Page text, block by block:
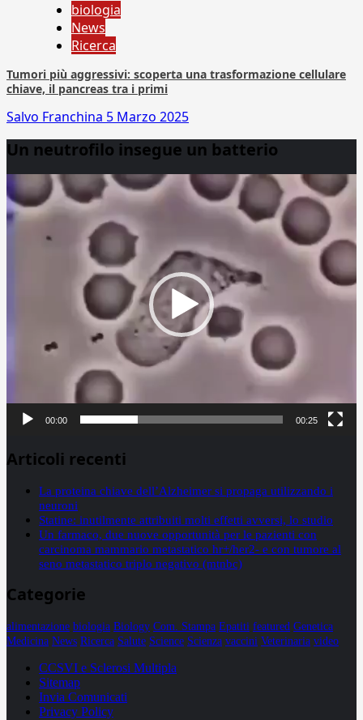
biologia
News
Ricerca
Tumori più aggressivi: scoperta una trasformazione cellulare
chiave, il pancreas tra i primi
Salvo Franchina 5 Marzo 2025
Un neutrofilo insegue un batterio
Player
00:00 00:25
Articoli recenti
La proteina chiave dell’Alzheimer si propaga utilizzando i
neuroni
Statine: inutilmente attribuiti molti effetti avversi, lo studio
Un farmaco, due nuove opportunità per le pazienti con
carcinoma mammario metastatico hr+/her2- e con tumore al
seno metastatico triplo negativo (mtnbc)
Categorie
alimentazione biologia Biology Com. Stampa Epatiti featured Genetica
Medicina News Ricerca Salute Science Scienza vaccini Veterinaria video
CCSVI e Sclerosi Multipla
Sitemap
Invia Comunicati
Privacy Policy